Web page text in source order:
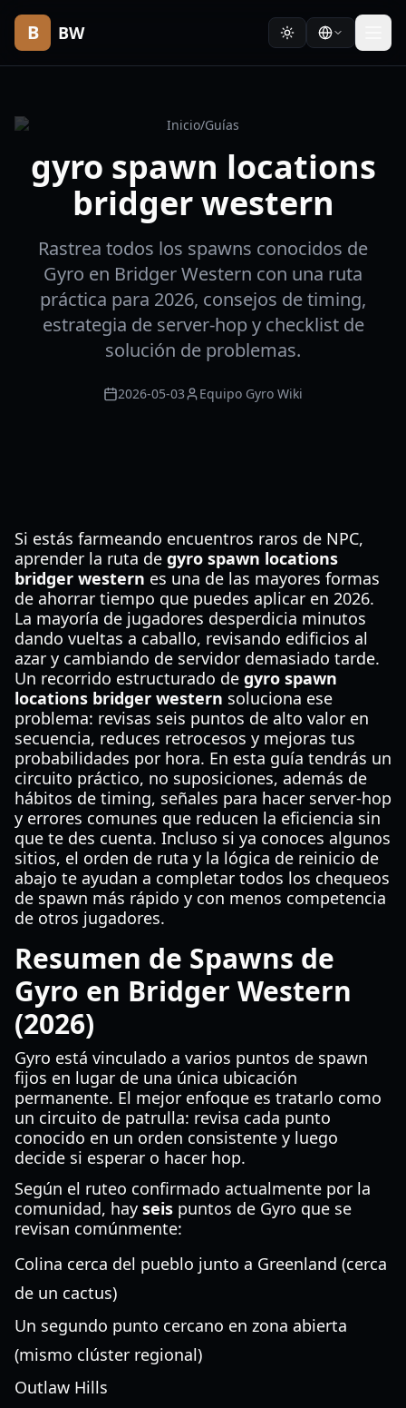
B BW
Inicio/Guías
gyro spawn locations
bridger western
Rastrea todos los spawns conocidos de
Gyro en Bridger Western con una ruta
práctica para 2026, consejos de timing,
estrategia de server-hop y checklist de
solución de problemas.
2026-05-03 Equipo Gyro Wiki
Si estás farmeando encuentros raros de NPC,
aprender la ruta de gyro spawn locations
bridger western es una de las mayores formas
de ahorrar tiempo que puedes aplicar en 2026.
La mayoría de jugadores desperdicia minutos
dando vueltas a caballo, revisando edificios al
azar y cambiando de servidor demasiado tarde.
Un recorrido estructurado de gyro spawn
locations bridger western soluciona ese
problema: revisas seis puntos de alto valor en
secuencia, reduces retrocesos y mejoras tus
probabilidades por hora. En esta guía tendrás un
circuito práctico, no suposiciones, además de
hábitos de timing, señales para hacer server-hop
y errores comunes que reducen la eficiencia sin
que te des cuenta. Incluso si ya conoces algunos
sitios, el orden de ruta y la lógica de reinicio de
abajo te ayudan a completar todos los chequeos
de spawn más rápido y con menos competencia
de otros jugadores.
Resumen de Spawns de
Gyro en Bridger Western
(2026)
Gyro está vinculado a varios puntos de spawn
fijos en lugar de una única ubicación
permanente. El mejor enfoque es tratarlo como
un circuito de patrulla: revisa cada punto
conocido en un orden consistente y luego
decide si esperar o hacer hop.
Según el ruteo confirmado actualmente por la
comunidad, hay seis puntos de Gyro que se
revisan comúnmente:
Colina cerca del pueblo junto a Greenland (cerca
de un cactus)
Un segundo punto cercano en zona abierta
(mismo clúster regional)
Outlaw Hills